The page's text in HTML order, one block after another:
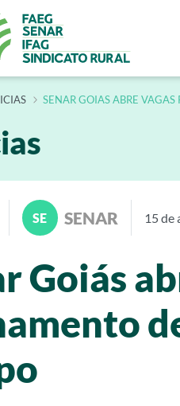
SENAR GOIAS ABRE
SE SENAR 15 de
Goiás